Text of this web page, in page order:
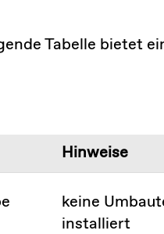
Tabelle bietet
Hinweise
keine
installiert